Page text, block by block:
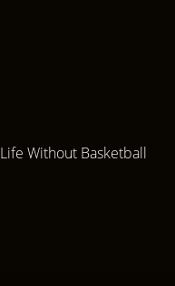
Life Without Basketball